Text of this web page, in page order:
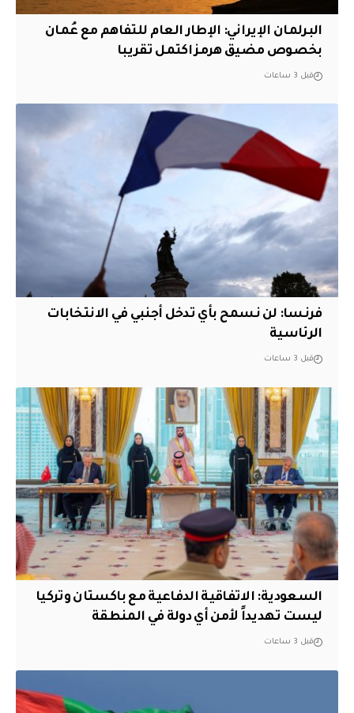
البرلمان الإيراني: الإطار العام للتفاهم مع عُمان
بخصوص مضيق هرمز اكتمل تقريبا
قبل 3 ساعات
فرنسا: لن نسمح بأي تدخل أجنبي في الانتخابات
الرئاسية
قبل 3 ساعات
السعودية: الاتفاقية الدفاعية مع باكستان وتركيا
ليست تهديداً لأمن أي دولة في المنطقة
قبل 3 ساعات